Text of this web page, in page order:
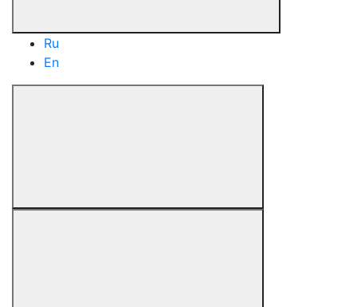
Ru
En